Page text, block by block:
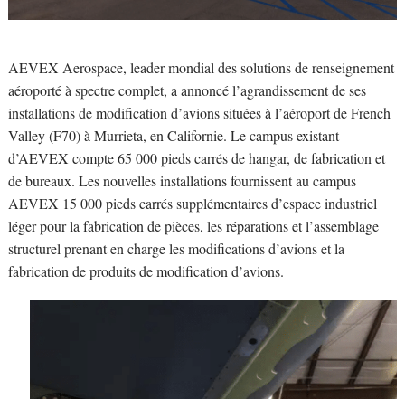
AEVEX Aerospace, leader mondial des solutions de renseignement
aéroporté à spectre complet, a annoncé l’agrandissement de ses
installations de modification d’avions situées à l’aéroport de French
Valley (F70) à Murrieta, en Californie. Le campus existant
d’AEVEX compte 65 000 pieds carrés de hangar, de fabrication et
de bureaux. Les nouvelles installations fournissent au campus
AEVEX 15 000 pieds carrés supplémentaires d’espace industriel
léger pour la fabrication de pièces, les réparations et l’assemblage
structurel prenant en charge les modifications d’avions et la
fabrication de produits de modification d’avions.